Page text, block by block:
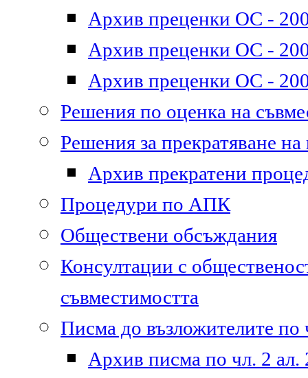
Архив преценки ОС -
Архив преценки ОС -
Архив преценки ОС -
Решения по оценка на
Решения за прекратяване
Архив прекратени
Процедури по АПК
Обществени обсъждания
Консултации с
съвместимостта
Писма до възложителите по
Архив писма по чл. 2 ал.